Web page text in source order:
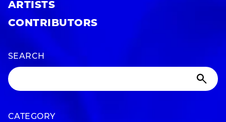
ARTISTS
CONTRIBUTORS
SEARCH
CATEGORY